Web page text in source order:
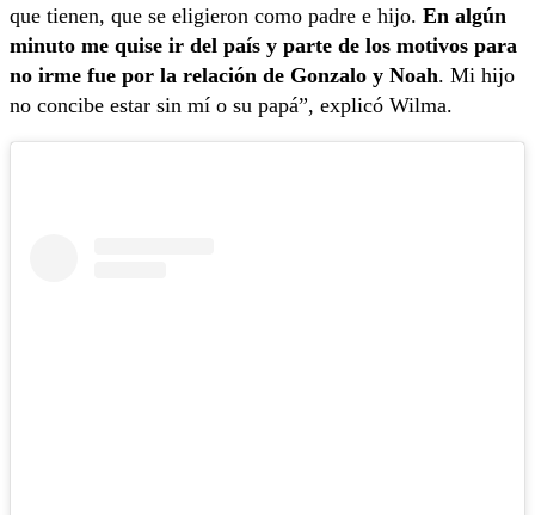
que tienen, que se eligieron como padre e hijo. En algún
minuto me quise ir del país y parte de los motivos para
no irme fue por la relación de Gonzalo y Noah. Mi hijo
no concibe estar sin mí o su papá”, explicó Wilma.